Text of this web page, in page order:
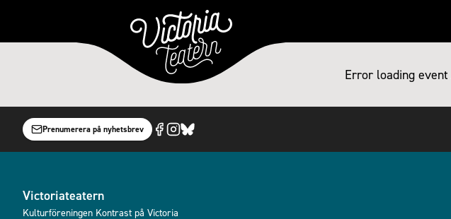
Error loading event
Prenumerera på nyhetsbrev
Victoriateatern
Kulturföreningen Kontrast på Victoria